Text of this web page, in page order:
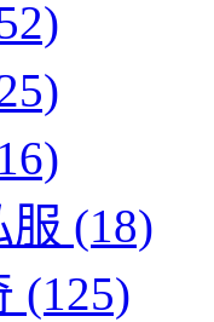
服 (18)
(125)